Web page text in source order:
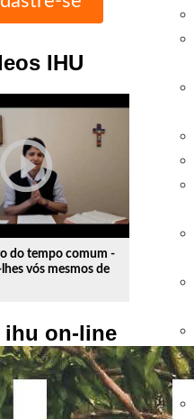
IHU
do tempo comum -
vós mesmos de
ihu on-line